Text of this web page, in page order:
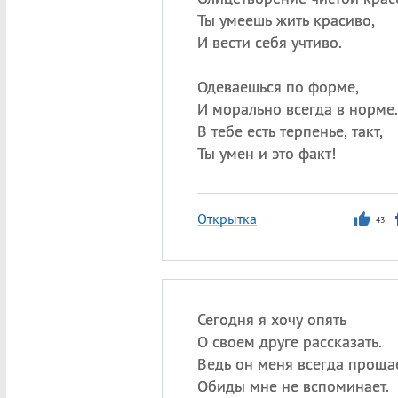
Ты умеешь жить красиво,
И вести себя учтиво.
Одеваешься по форме,
И морально всегда в норме.
В тебе есть терпенье, такт,
Ты умен и это факт!
Открытка 43
Сегодня я хочу опять
О своем друге рассказать.
Ведь он меня всегда
Обиды мне не вспоминает.